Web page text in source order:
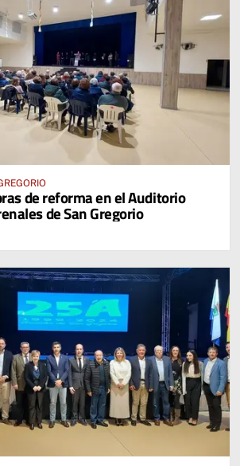
de reforma en el Auditorio
de San Gregorio